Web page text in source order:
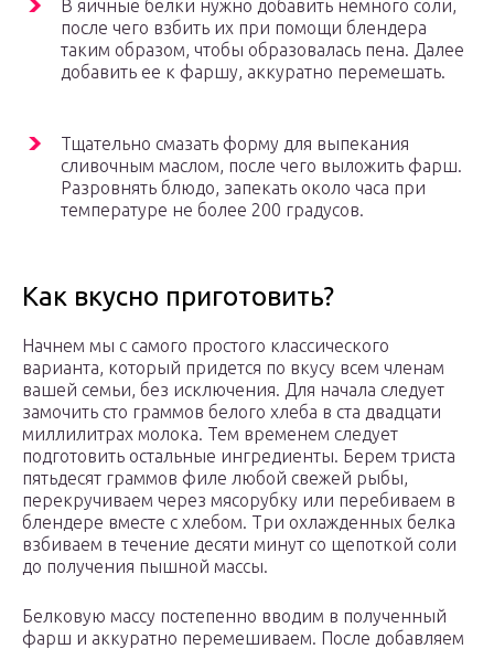
В яичные белки нужно добавить немного соли,
после чего взбить их при помощи блендера
таким образом, чтобы образовалась пена. Далее
добавить ее к фаршу, аккуратно перемешать.
Тщательно смазать форму для выпекания
сливочным маслом, после чего выложить фарш.
Разровнять блюдо, запекать около часа при
температуре не более 200 градусов.
Как вкусно приготовить?
Начнем мы с самого простого классического
варианта, который придется по вкусу всем членам
вашей семьи, без исключения. Для начала следует
замочить сто граммов белого хлеба в ста двадцати
миллилитрах молока. Тем временем следует
подготовить остальные ингредиенты. Берем триста
пятьдесят граммов филе любой свежей рыбы,
перекручиваем через мясорубку или перебиваем в
блендере вместе с хлебом. Три охлажденных белка
взбиваем в течение десяти минут со щепоткой соли
до получения пышной массы.
Белковую массу постепенно вводим в полученный
фарш и аккуратно перемешиваем. После добавляем